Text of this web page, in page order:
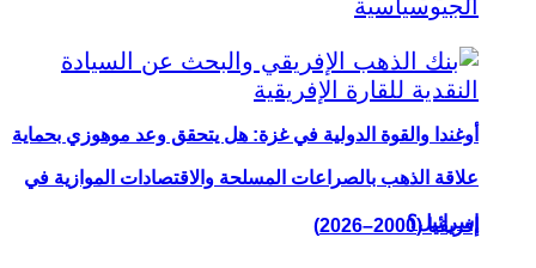
أوغندا والقوة الدولية في غزة: هل يتحقق وعد موهوزي بحماية
إسرائيل؟
علاقة الذهب بالصراعات المسلحة والاقتصادات الموازية في
إفريقيا (2000–2026)